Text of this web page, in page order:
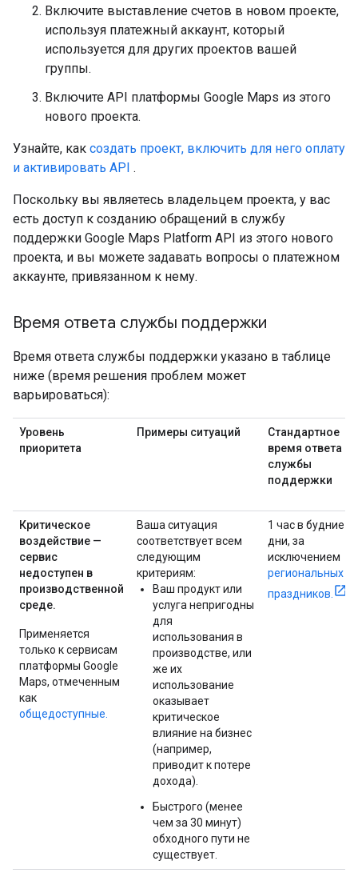
Включите выставление счетов в новом проекте,
используя платежный аккаунт, который
используется для других проектов вашей
группы.
Включите API платформы Google Maps из этого
нового проекта.
Узнайте, как создать проект, включить для него оплату
и активировать API .
Поскольку вы являетесь владельцем проекта, у вас
есть доступ к созданию обращений в службу
поддержки Google Maps Platform API из этого нового
проекта, и вы можете задавать вопросы о платежном
аккаунте, привязанном к нему.
Время ответа службы поддержки
Время ответа службы поддержки указано в таблице
ниже (время решения проблем может
варьироваться):
Уровень
приоритета
Примеры ситуаций
Стандартное
время ответа
службы
поддержки
Критическое
воздействие —
сервис
недоступен в
производственной
среде.
Применяется
только к сервисам
платформы Google
Maps, отмеченным
как
общедоступные.
Ваша ситуация
соответствует всем
следующим
критериям:
Ваш продукт или
услуга непригодны
для
использования в
производстве, или
же их
использование
оказывает
критическое
влияние на бизнес
(например,
приводит к потере
дохода).
Быстрого (менее
чем за 30 минут)
обходного пути не
существует.
1 час в будние
дни, за
исключением
региональных
праздников.